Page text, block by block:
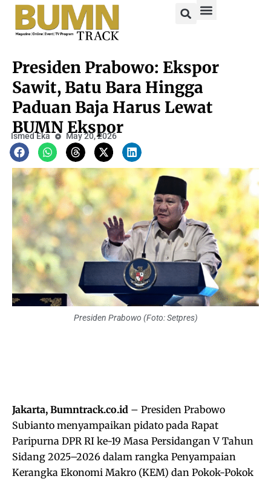
Presiden Prabowo: Ekspor
Sawit, Batu Bara Hingga
Paduan Baja Harus Lewat
BUMN Ekspor
Ismed Eka May 20, 2026
Presiden Prabowo (Foto: Setpres)
Jakarta, Bumntrack.co.id – Presiden Prabowo
Subianto menyampaikan pidato pada Rapat
Paripurna DPR RI ke-19 Masa Persidangan V Tahun
Sidang 2025–2026 dalam rangka Penyampaian
Kerangka Ekonomi Makro (KEM) dan Pokok-Pokok